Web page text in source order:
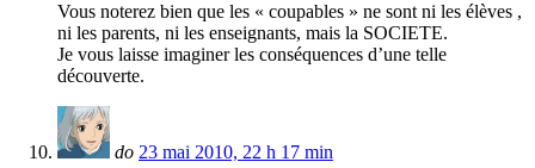
Vous noterez bien que les « coupables » ne sont ni les élèves ,
ni les parents, ni les enseignants, mais la SOCIETE.
Je vous laisse imaginer les conséquences d’une telle
découverte.
do 23 mai 2010, 22 h 17 min